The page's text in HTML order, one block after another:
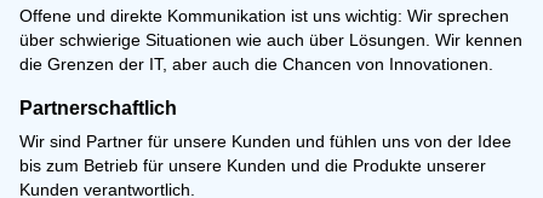
Offene und direkte Kommunikation ist uns wichtig: Wir sprechen
über schwierige Situationen wie auch über Lösungen. Wir kennen
die Grenzen der IT, aber auch die Chancen von Innovationen.
Partnerschaftlich
Wir sind Partner für unsere Kunden und fühlen uns von der Idee
bis zum Betrieb für unsere Kunden und die Produkte unserer
Kunden verantwortlich.